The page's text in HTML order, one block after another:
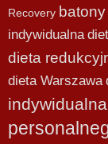
Recovery batony
indywidualna
dieta
dieta Warszawa